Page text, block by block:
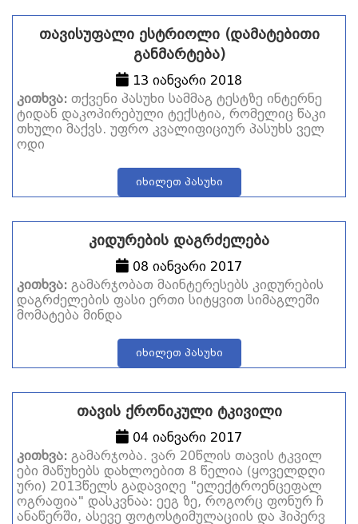
თავისუფალი ესტრიოლი (დამატებითი
განმარტება)
13 იანვარი 2018
კითხვა: თქვენი პასუხი სამმაგ ტესტზე ინტერნე
ტიდან დაკოპირებული ტექსტია, რომელიც წაკი
თხული მაქვს. უფრო კვალიფიციურ პასუხს ველ
ოდი
იხილეთ პასუხი
კიდურების დაგრძელება
08 იანვარი 2017
კითხვა: გამარჯობათ მაინტერესებს კიდურების
დაგრძელების ფასი ერთი სიტყვით სიმაგლეში
მომატება მინდა
იხილეთ პასუხი
თავის ქრონიკული ტკივილი
04 იანვარი 2017
კითხვა: გამარჯობა. ვარ 20წლის თავის ტკვილ
ები მაწუხებს დახლოებით 8 წელია (ყოველდღი
ური) 2013წელს გადავიღე "ელექტროენცეფალ
ოგრაფია" დასკვნაა: ეეგ ზე, როგორც ფონურ ჩ
ანაწერში, ასევე ფოტოსტიმულაციის და ჰიპერვ